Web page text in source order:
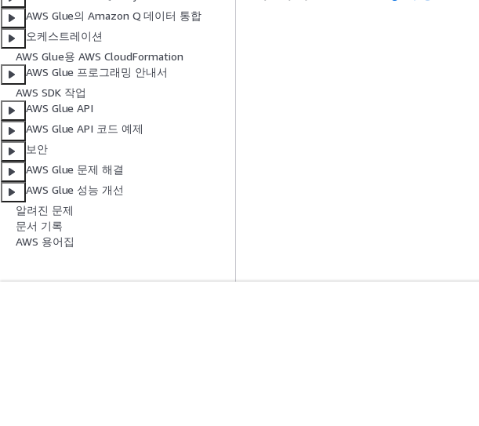
AWS Glue의 Amazon Q 데이터 통합
오케스트레이션
AWS Glue용 AWS CloudFormation
AWS Glue 프로그래밍 안내서
AWS SDK 작업
AWS Glue API
AWS Glue API 코드 예제
보안
AWS Glue 문제 해결
AWS Glue 성능 개선
알려진 문제
문서 기록
AWS 용어집